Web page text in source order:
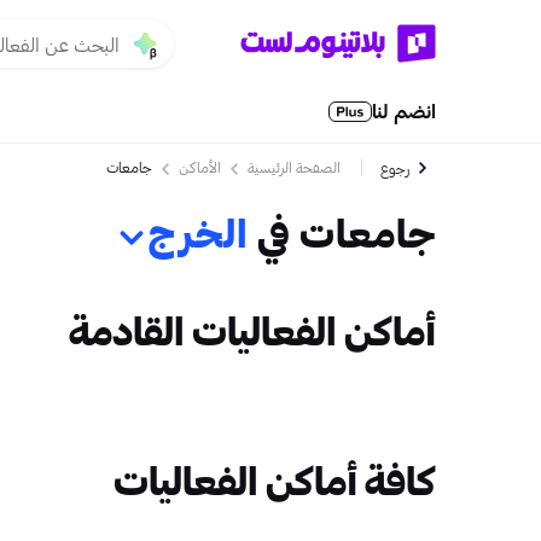
انضم لنا
رجوع الصفحة الرئيسية الأماكن جامعات
جامعات في الخرج
أماكن الفعاليات القادمة
كافة أماكن الفعاليات